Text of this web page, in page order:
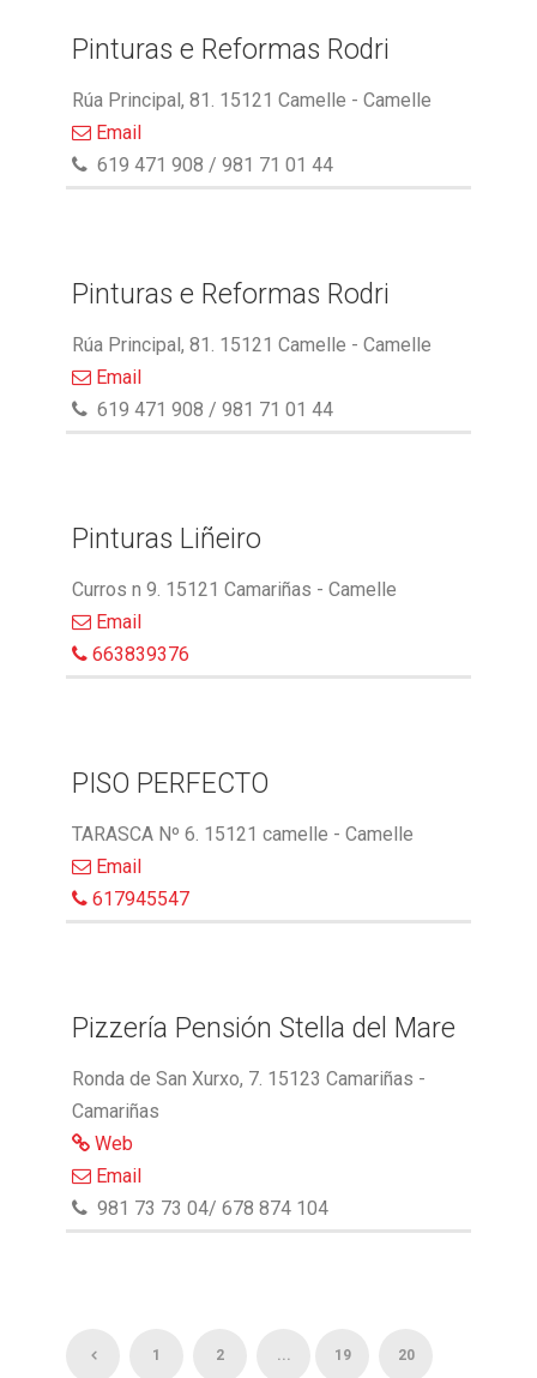
Pinturas e Reformas Rodri
Rúa Principal, 81. 15121 Camelle - Camelle
Email
619 471 908 / 981 71 01 44
Pinturas e Reformas Rodri
Rúa Principal, 81. 15121 Camelle - Camelle
Email
619 471 908 / 981 71 01 44
Pinturas Liñeiro
Curros n 9. 15121 Camariñas - Camelle
Email
663839376
PISO PERFECTO
TARASCA Nº 6. 15121 camelle - Camelle
Email
617945547
Pizzería Pensión Stella del Mare
Ronda de San Xurxo, 7. 15123 Camariñas -
Camariñas
Web
Email
981 73 73 04/ 678 874 104
1 2 ... 19 20